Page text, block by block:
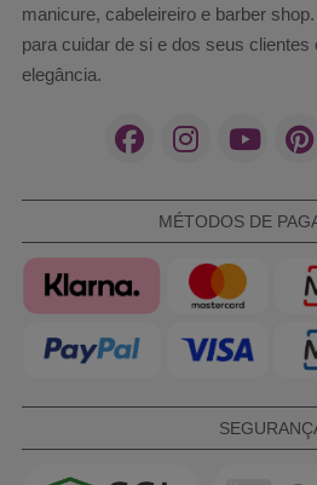
manicure, cabeleireiro e barber
para cuidar de si e dos seus clientes
elegância.
MÉTODOS DE